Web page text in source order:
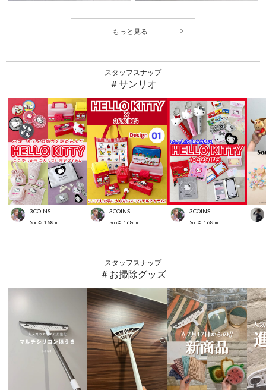
スタッフスナップ
＃サンリオ
3COINS
Suu☺︎ 168cm
3COINS
Suu☺︎ 168cm
3COINS
Suu☺︎ 168cm
スタッフスナップ
＃お掃除グッズ